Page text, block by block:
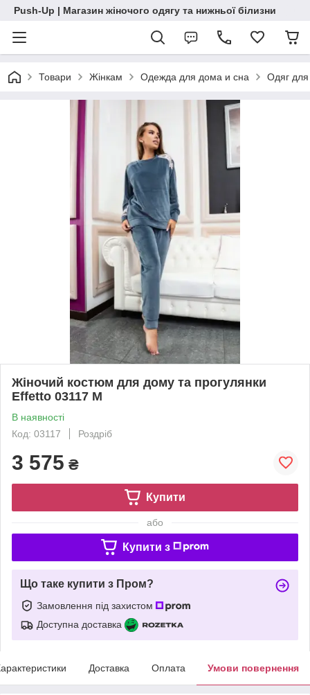
Push-Up | Магазин жіночого одягу та нижньої білизни
Товари Жінкам Одежда для дома и сна Одяг
Жіночий костюм для дому та прогулянки
Effetto 03117 M
В наявності
Код: 03117
Роздріб
3 575 ₴
Купити
або
Купити з
Що таке купити з Пром?
Замовлення під захистом
Доступна доставка
Доставка Оплата Умови повернення